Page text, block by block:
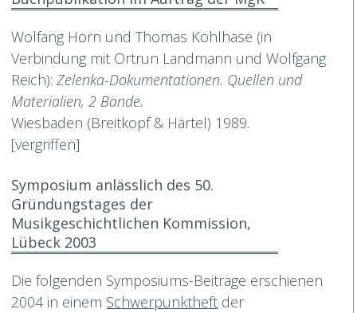
Wolfang Horn und Thomas Kohlhase (in
Verbindung mit Ortrun Landmann und Wolfgang
Reich):Zelenka-Dokumentationen. Quellen und
Materialien, 2 Bände.
Wiesbaden (Breitkopf & Härtel) 1989.
[vergriffen]
Symposium anlässlich des 50.
Gründungstages der
Musikgeschichtlichen Kommission,
Lübeck 2003
Die folgenden Symposiums-Beiträge erschienen
2004 in einem Schwerpunktheft der